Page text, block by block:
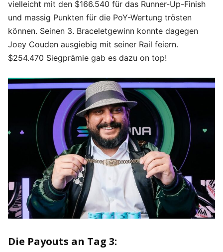
vielleicht mit den $166.540 für das Runner-Up-Finish
und massig Punkten für die PoY-Wertung trösten
können. Seinen 3. Braceletgewinn konnte dagegen
Joey Couden ausgiebig mit seiner Rail feiern.
$254.470 Siegprämie gab es dazu on top!
Die Payouts an Tag 3: